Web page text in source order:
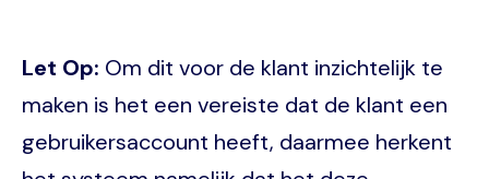
Let Op: Om dit voor de klant inzichtelijk te
maken is het een vereiste dat de klant een
gebruikersaccount heeft, daarmee herkent